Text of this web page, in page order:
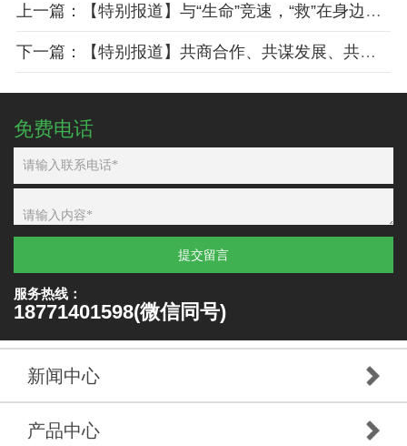
上一篇：【特别报道】与“生命”竞速，“救”在身边│蓝天救援现场指挥官培训在随州举办
下一篇：【特别报道】共商合作、共谋发展、共话未来｜随州市专用汽车智能制造转型升级发展交流大会与会政商代表莅临凯力集团参观考察
免费电话
提交留言
服务热线：
18771401598(微信同号)
新闻中心
产品中心